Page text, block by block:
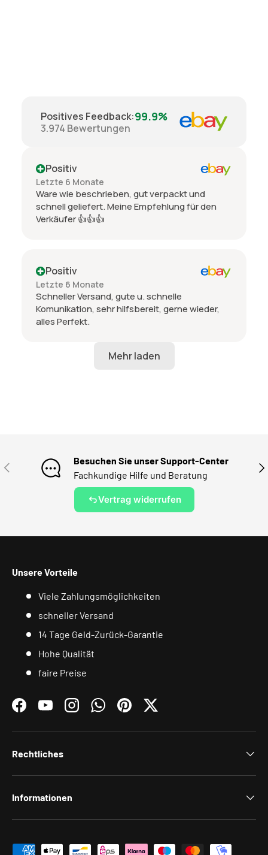
Positives Feedback:99.9%
3.974 Bewertungen
Positiv
Letzte 6 Monate
Ware wie beschrieben, gut verpackt und
schnell geliefert. Meine Empfehlung für den
Verkäufer 👍👍👍
Positiv
Letzte 6 Monate
Schneller Versand, gute u. schnelle
Komunikation, sehr hilfsbereit, gerne wieder,
alles Perfekt.
VORHERIGE
Besuchen Sie unser Support-Center
Fachkundige Hilfe und Beratung
Vertrag widerrufen
Unsere Vorteile
Viele Zahlungsmöglichkeiten
schneller Versand
14 Tage Geld-Zurück-Garantie
Hohe Qualität
faire Preise
FacebookYouTubeInstagramWhatsAppPinterestTwitter
Rechtliches
Informationen
Zahlungsmethoden